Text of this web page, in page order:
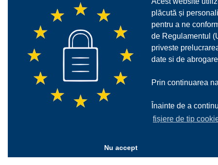
plăcută și
pentru a ne
de Regulamentul
priveste
date si de
Prin continuarea
Înainte de a
fișiere de tip
Nu accept